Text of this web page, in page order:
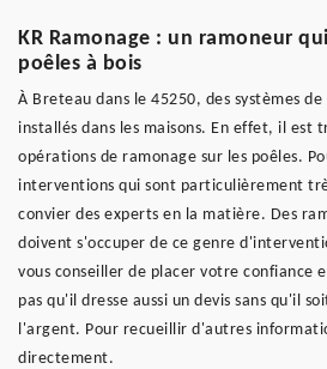
KR Ramonage : un ramoneur
poêles à bois
À Breteau dans le 45250, des systèmes
installés dans les maisons. En effet, il est
opérations de ramonage sur les poêles.
interventions qui sont particulièrement
convier des experts en la matière. Des
doivent s'occuper de ce genre
vous conseiller de placer votre confiance
pas qu'il dresse aussi un devis sans qu'il
l'argent. Pour recueillir d'autres
directement.